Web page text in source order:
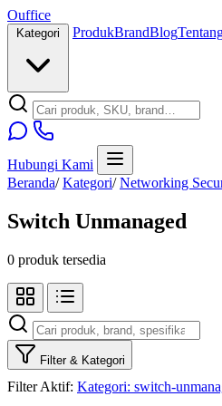
Ouffice
ProdukBrandBlog
Hubungi Kami
Beranda/ Kategori/ Networking
Switch Unmanaged
0 produk tersedia
Filter & Kategori
Filter Aktif: Kategori: switch-